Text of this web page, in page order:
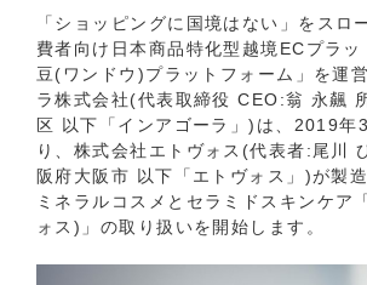
「ショッピングに国境はない」をスロ
費者向け日本商品特化型越境ECプラ
豆(ワンドウ)プラットフォーム」を運
ラ株式会社(代表取締役 CEO:翁 永飆
区 以下「インアゴーラ」)は、2019年
り、株式会社エトヴォス(代表者:尾川
阪府大阪市 以下「エトヴォス」)が製
ミネラルコスメとセラミドスキンケア
ォス)」の取り扱いを開始します。